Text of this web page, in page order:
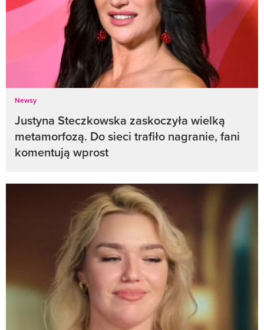
Newsy
Justyna Steczkowska zaskoczyła wielką
metamorfozą. Do sieci trafiło nagranie, fani
komentują wprost